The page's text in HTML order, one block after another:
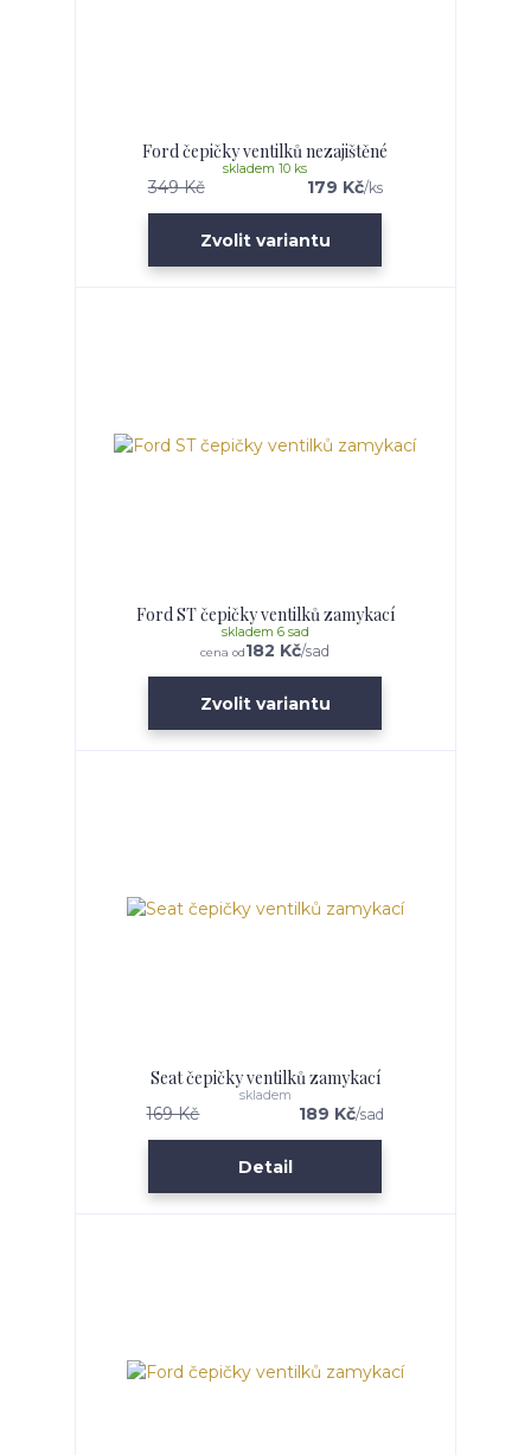
Ford čepičky ventilků nezajištěné
349 Kč 179 Kč/ks
skladem 10 ks
Zvolit variantu
Ford ST čepičky ventilků zamykací
cena od182 Kč/sad
skladem 6 sad
Zvolit variantu
Seat čepičky ventilků zamykací
169 Kč 189 Kč/sad
skladem
Detail